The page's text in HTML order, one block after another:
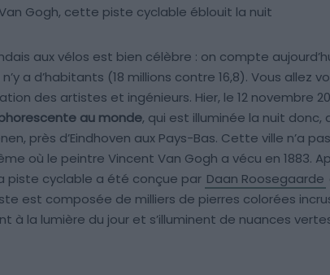
Gogh, cette piste cyclable éblouit la nuit
aux vélos est bien célèbre : on compte
a d’habitants (18 millions contre 16,8). Vous allez
des artistes et ingénieurs. Hier, le 12 novembre
au monde, qui est illuminée la nuit donc,
près d’Eindhoven aux Pays-Bas. Cette ville n’a
où le peintre Vincent Van Gogh a vécu en 1883.
piste cyclable a été conçue par Daan Roosegaarde
est composée de milliers de pierres colorées
à la lumière du jour et s’illuminent de nuances